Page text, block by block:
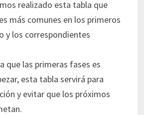
realizado esta tabla que
más comunes en los primeros
y los correspondientes
que las primeras fases es
esta tabla servirá para
y evitar que los próximos